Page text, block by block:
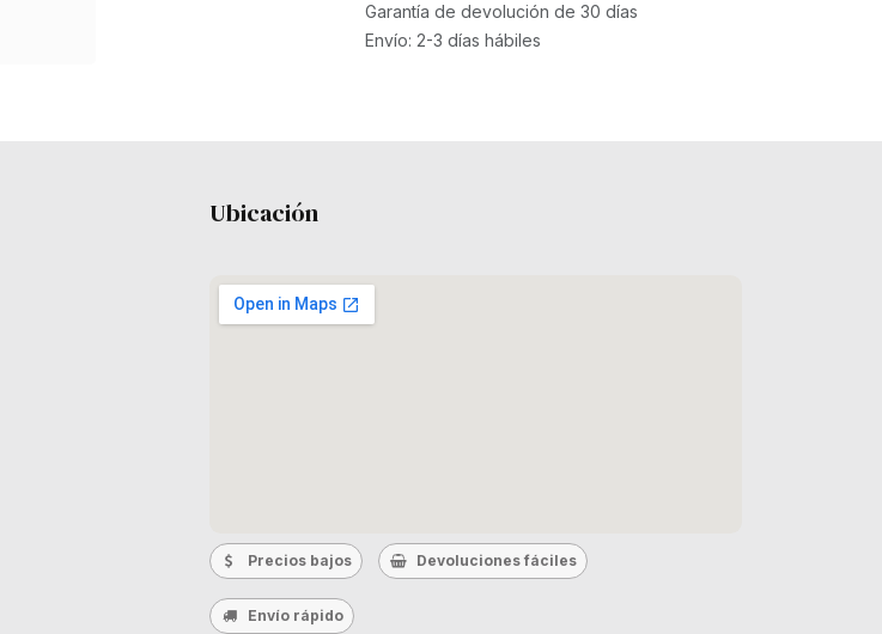
Garantía de devolución de 30 días
Envío: 2-3 días hábiles
Ubicación
Precios bajos Devoluciones fáciles
Envío rápido